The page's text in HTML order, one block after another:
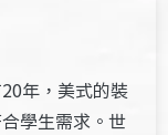
年，美式的裝
學生需求。世